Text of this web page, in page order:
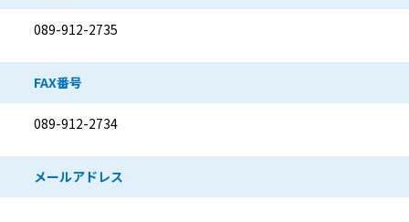
089-912-2735
FAX番号
089-912-2734
メールアドレス